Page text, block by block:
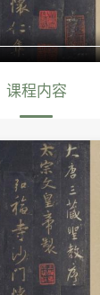
课程内容